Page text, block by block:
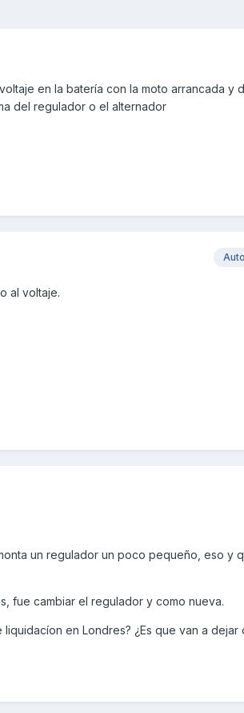
en la batería con la moto arrancada y
del regulador o el alternador
al voltaje.
un regulador un poco pequeño, eso y
fue cambiar el regulador y como nueva.
en Londres? ¿Es que van a dejar